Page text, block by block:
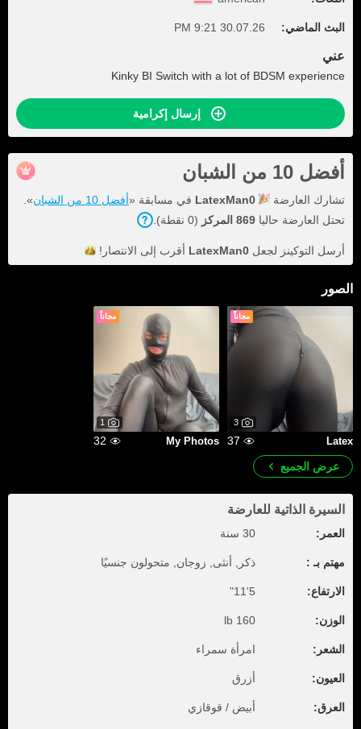
البث الماضي: 30.07.26 9:21 PM
عني
Kinky BI Switch with a lot of BDSM experience
إرسال إكرامية
أفضل 10 من الشبان
تشارك العارضة LatexMan0 في مسابقة «أفضل 10 من الشبان
».
تحتل العارضة حاليا 869 المركز (0 نقطة).
أرسل التوكينز لجعل LatexMan0 أقرب إلى الانتصار!
الصور
مجاناً
3
Latex
37
مجاناً
1
My Photos
32
عرض الجميع
السيرة الذاتية للعارضة
العمر: 30 سنة
مهتم بـ : ذكر, أنثى, زوجان, متحولون جنسيًا
الارتفاع: 5'11"
الوزن: 160 lb
الشعر: امرأة سمراء
العيون: أزرق
العرق: أبيض / قوقازي